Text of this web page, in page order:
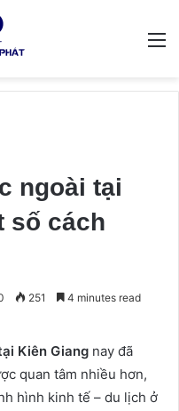
ngoài tại
số cách
251 4 minutes read
Kiên Giang nay đã
quan tâm nhiều hơn,
hình kinh tế – du lịch ở